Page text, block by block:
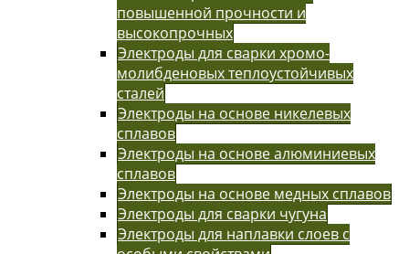
повышенной прочности и
высокопрочных
Электроды для сварки хромо-
молибденовых теплоустойчивых
сталей
Электроды на основе никелевых
сплавов
Электроды на основе алюминиевых
сплавов
Электроды на основе медных сплавов
Электроды для сварки чугуна
Электроды для наплавки слоев с